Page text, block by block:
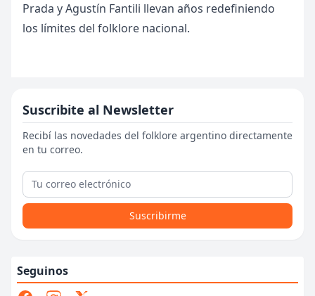
Prada y Agustín Fantili llevan años redefiniendo
los límites del folklore nacional.
Suscribite al Newsletter
Recibí las novedades del folklore argentino directamente
en tu correo.
Suscribirme
Seguinos